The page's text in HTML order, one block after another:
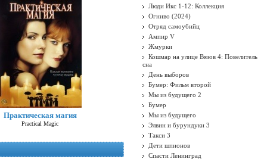
Практическая магия
Practical Magic
Люди Икс 1-12: Коллекция
Огниво (2024)
Отряд самоубийц
Ампир V
Жмурки
Кошмар на улице Вязов 4: Повелитель
сна
День выборов
Бумер: Фильм второй
Мы из будущего 2
Бумер
Мы из будущего
Элвин и бурундуки 3
Такси 3
Дети шпионов
Спасти Ленинград